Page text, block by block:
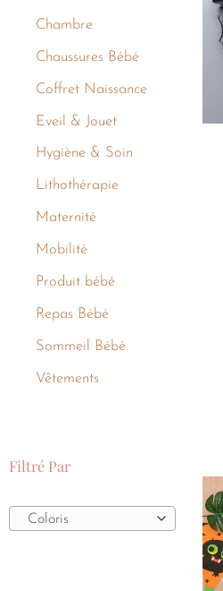
Chambre
Chaussures Bébé
Coffret Naissance
Eveil & Jouet
Hygiène & Soin
Lithothérapie
Maternité
Mobilité
Produit bébé
Repas Bébé
Sommeil Bébé
Vêtements
Filtré Par
Coloris